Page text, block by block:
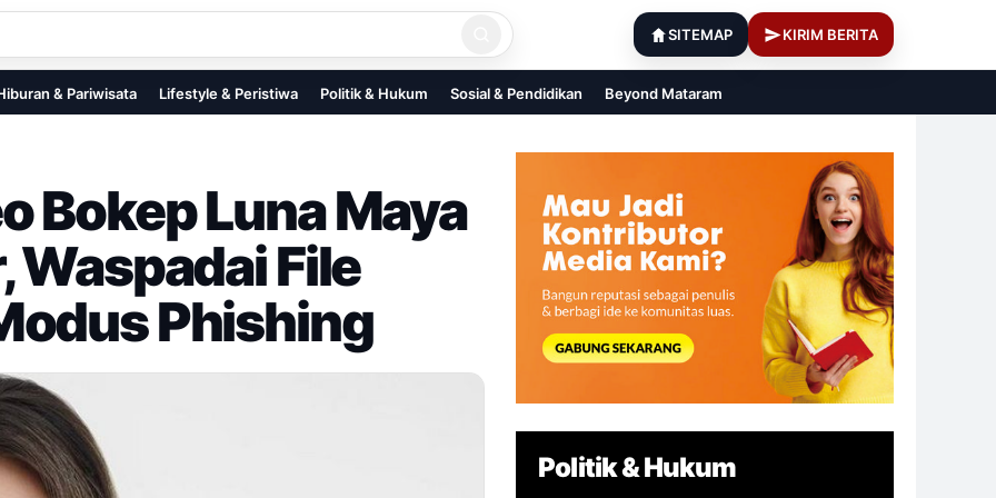
SITEMAP KIRIM BERITA
& Pariwisata Lifestyle & Peristiwa Politik & Hukum Sosial & Pendidikan Beyond Mataram
Bokep Luna Maya
Waspadai File
Phishing
Politik & Hukum